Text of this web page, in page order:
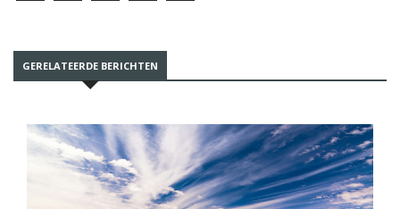
GERELATEERDE BERICHTEN